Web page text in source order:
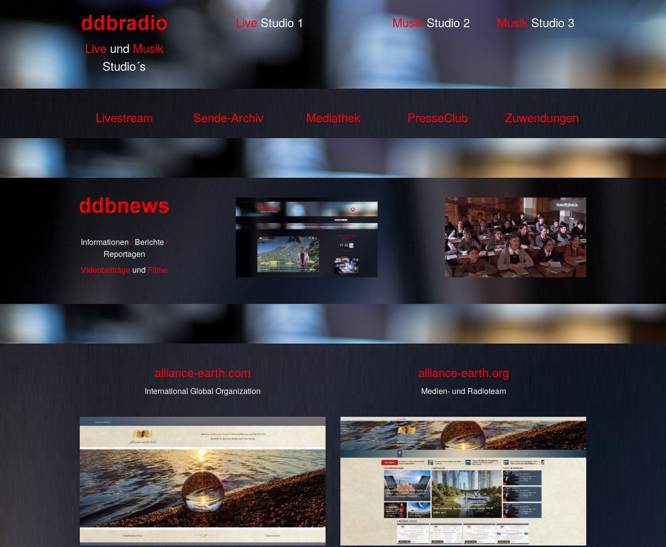
Live und Musik
Studio´s
Live Studio 1 Musik Studio 2 MusikStudio 3
Livestream Sende-Archiv Mediathek PresseClub Zuwendungen
Informationen /Berichte/
Reportagen
Videobeiträge und Filme
alliance-earth.com
International Global Organization
alliance-earth.org
Medien- und Radioteam